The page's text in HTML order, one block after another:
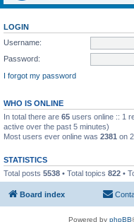
LOGIN
Username:
Password:
I forgot my password
WHO IS ONLINE
In total there are 65 users online :: 1
active over the past 5 minutes)
Most users ever online was 2381 on
STATISTICS
Total posts 5538 • Total topics 822 •
Board index
Powered by phpBB